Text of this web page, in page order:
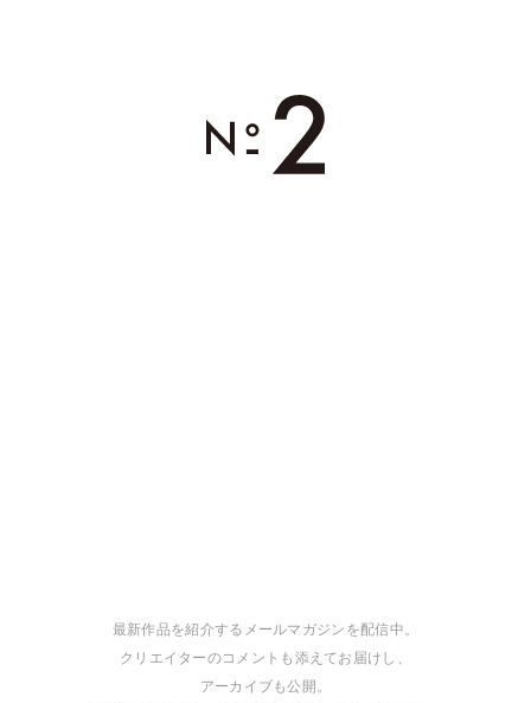
最新作品を紹介するメールマガジンを配信中。
クリエイターのコメントも添えてお届けし、
アーカイブも公開。